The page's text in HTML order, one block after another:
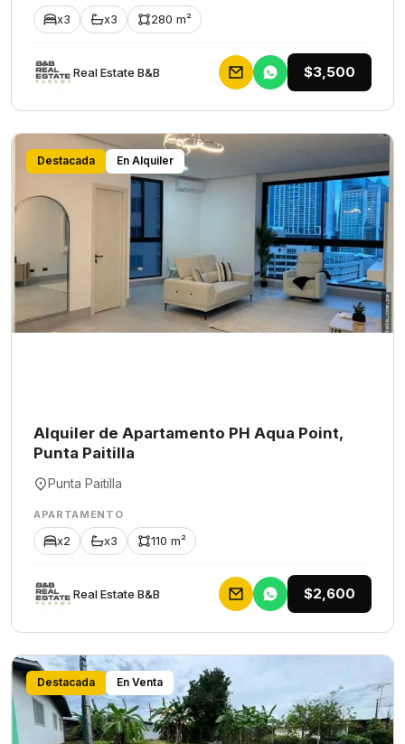
x3 x3 280 m²
Rеаl Еstаtе В&В $3,500
Destacada En Alquiler
Alquiler de Apartamento PH Aqua Point,
Punta Paitilla
Punta Paitilla
APARTAMENTO
x2 x3 110 m²
Rеаl Еstаtе В&В $2,600
Destacada En Venta